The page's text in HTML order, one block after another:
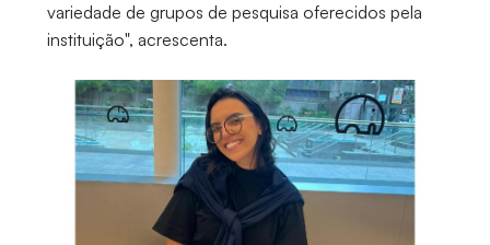
variedade de grupos de pesquisa oferecidos pela
instituição", acrescenta.